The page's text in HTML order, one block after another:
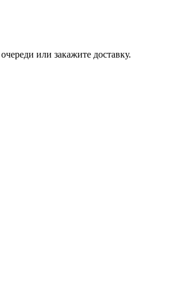
или закажите доставку.